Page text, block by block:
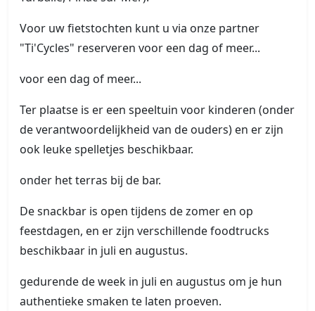
Voor uw fietstochten kunt u via onze partner
"Ti'Cycles" reserveren voor een dag of meer...
voor een dag of meer...
Ter plaatse is er een speeltuin voor kinderen (onder
de verantwoordelijkheid van de ouders) en er zijn
ook leuke spelletjes beschikbaar.
onder het terras bij de bar.
De snackbar is open tijdens de zomer en op
feestdagen, en er zijn verschillende foodtrucks
beschikbaar in juli en augustus.
gedurende de week in juli en augustus om je hun
authentieke smaken te laten proeven.